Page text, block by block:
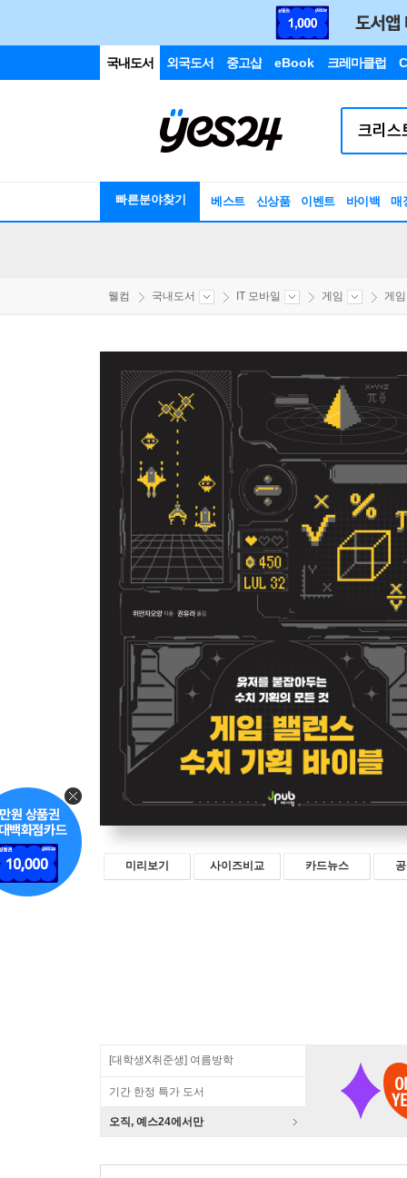
국내도서 외국도서 중고샵 eBook 크레마클럽
빠른분야찾기 베스트 신상품 이벤트 바이백 매
웰컴 국내도서 IT 모바일 게임 게
미리보기 사이즈비교 카드뉴스
[대학생X취준생] 여름방학
기간 한정 특가 도서
오직, 예스24에서만